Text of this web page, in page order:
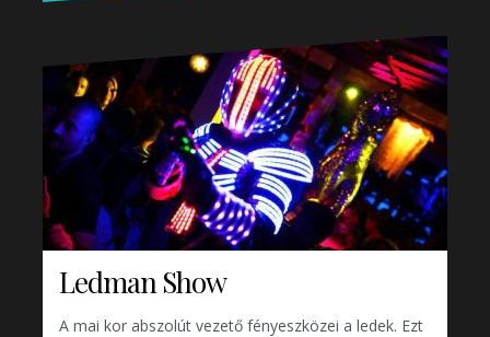
Ledman Show
A mai kor abszolút vezető fényeszközei a ledek. Ezt